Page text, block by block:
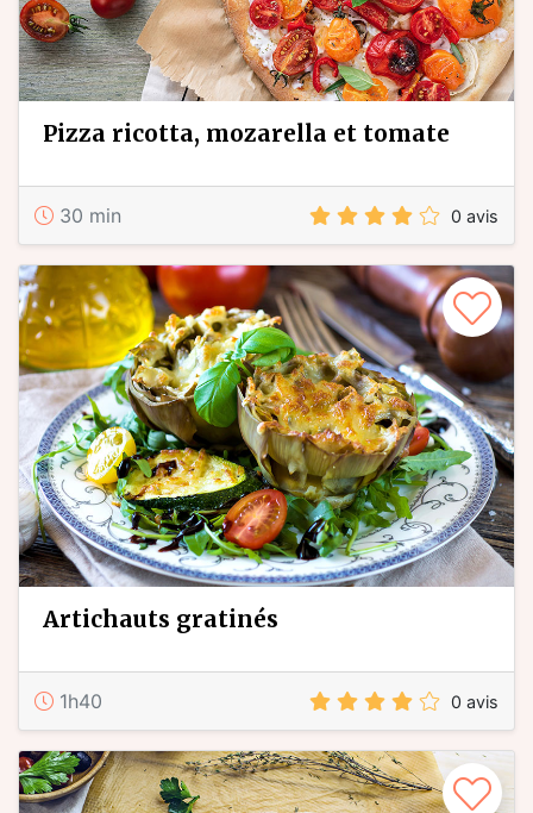
pizza ricotta, mozarella et tomate
30 min 0 avis
artichauts gratinés
1h40 0 avis